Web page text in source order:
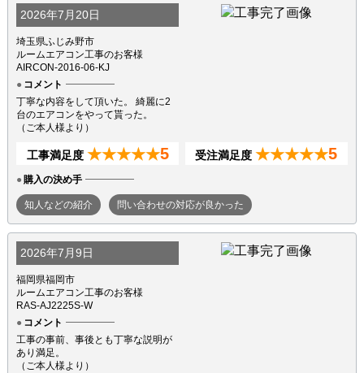
2026年7月20日
埼玉県ふじみ野市
ルームエアコン工事のお客様
AIRCON-2016-06-KJ
コメント
丁寧な内容をして頂いた。 綺麗に2
台のエアコンをやって貰った。
（ご本人様より）
工事満足度 ★★★★★5 受注満足度 ★★★★★5
購入の決め手
知人などの紹介 問い合わせの対応が良かった
2026年7月9日
福岡県福岡市
ルームエアコン工事のお客様
RAS-AJ2225S-W
コメント
工事の事前、事後とも丁寧な説明が
あり満足。
（ご本人様より）